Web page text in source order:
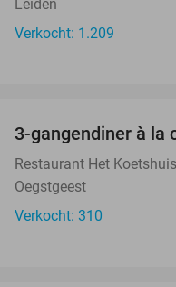
Leiden
Verkocht: 1.209
3-gangendiner à la
Restaurant Het
Oegstgeest
Verkocht: 310